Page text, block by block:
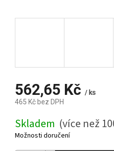
562,65 Kč / ks
465 Kč bez DPH
cena:
Skladem (více než
Možnosti doručení